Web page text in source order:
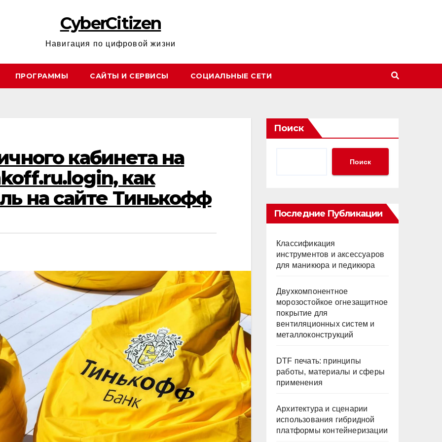
CyberCitizen
Навигация по цифровой жизни
ПРОГРАММЫ САЙТЫ И СЕРВИСЫ СОЦИАЛЬНЫЕ СЕТИ
кабинета на
как
на сайте Тинькофф
Поиск
Поиск
Последние Публикации
Классификация
инструментов и аксессуаров
для маникюра и педикюра
Двухкомпонентное
морозостойкое огнезащитное
покрытие для
вентиляционных систем и
металлоконструкций
DTF печать: принципы
работы, материалы и сферы
применения
Архитектура и сценарии
использования гибридной
платформы контейнеризации